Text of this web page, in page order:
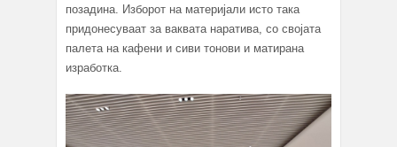
позадина. Изборот на материјали исто така
придонесуваат за ваквата наратива, со својата
палета на кафени и сиви тонови и матирана
изработка.